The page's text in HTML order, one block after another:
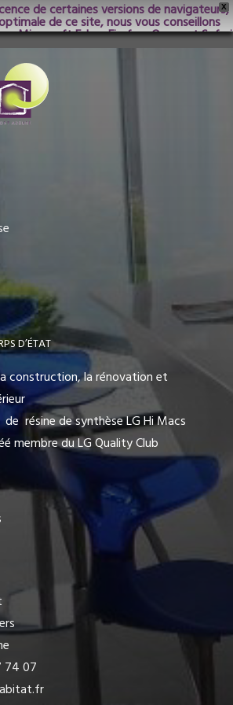
X
de certaines versions de navigateurs,
de ce site, nous vous conseillons
Microsoft Edge, Firefox, Opera et Safari
versions les plus récentes.
D’ÉTAT
construction, la rénovation et
résine de synthèse LG Hi Macs
membre du LG Quality Club
74 07